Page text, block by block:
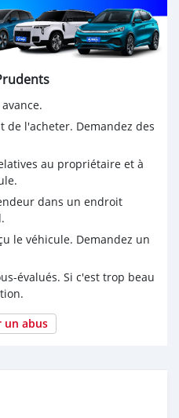
de l'acheter. Demandez des
au propriétaire et à
dans un endroit
le véhicule. Demandez un
évalués. Si c'est trop beau
un abus